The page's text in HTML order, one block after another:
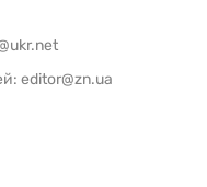
editor@zn.ua